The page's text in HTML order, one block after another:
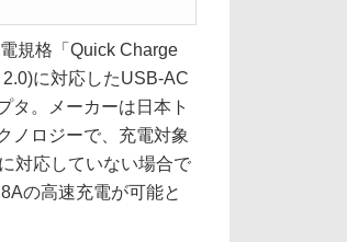
規格「Quick Charge
2.0)に対応したUSB-AC
タ。メーカーは日本ト
ノロジーで、充電対象
対応していない場合で
の高速充電が可能と